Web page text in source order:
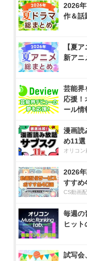
2026
作＆話
【夏
新アニ
芸能界
応援！
ール
漫画読
め11選
オリコ
2026
すすめ
CS動画
毎週の
ヒット
試写会